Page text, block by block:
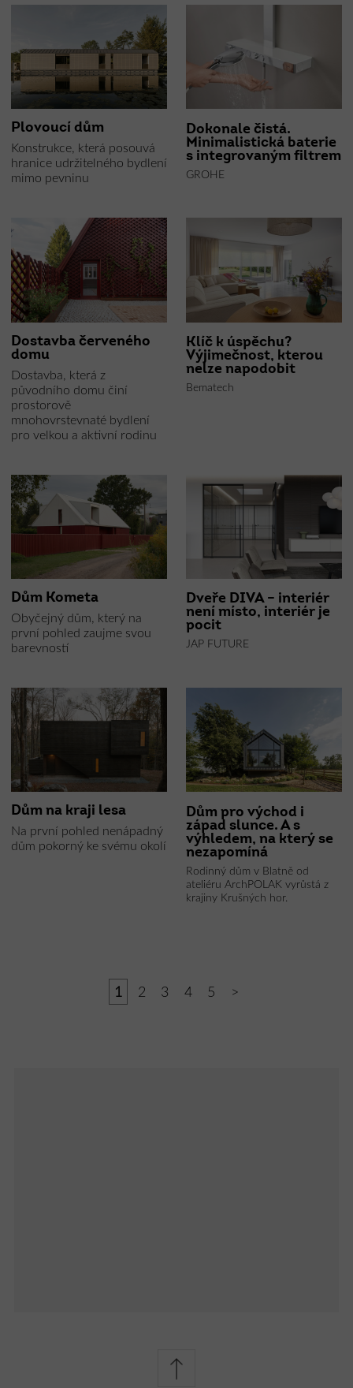
Plovoucí dům
Konstrukce, která posouvá
hranice udržitelného bydlení
mimo pevninu
Dokonale čistá.
Minimalistická baterie
s integrovaným filtrem
GROHE
Dostavba červeného
domu
Dostavba, která z
původního domu činí
prostorově
mnohovrstevnaté bydlení
pro velkou a aktivní rodinu
Klíč k úspěchu?
Výjimečnost, kterou
nelze napodobit
Bematech
Dům Kometa
Obyčejný dům, který na
první pohled zaujme svou
barevností
Dveře DIVA – interiér
není místo, interiér je
pocit
JAP FUTURE
Dům na kraji lesa
Na první pohled nenápadný
dům pokorný ke svému okolí
Dům pro východ i
západ slunce. A s
výhledem, na který se
nezapomíná
Rodinný dům v Blatně od
ateliéru ArchPOLAK vyrůstá z
krajiny Krušných hor.
1 2 3 4 5 >